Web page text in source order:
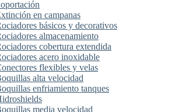
en campanas
básicos y decorativos
almacenamiento
cobertura extendida
acero inoxidable
flexibles y velas
alta velocidad
enfriamiento tanques
media velocidad